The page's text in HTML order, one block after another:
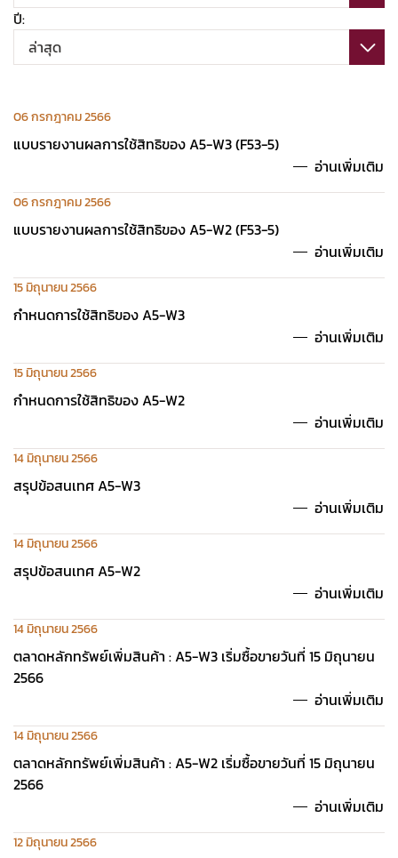
ปี:
ล่าสุด
06 กรกฎาคม 2566
แบบรายงานผลการใช้สิทธิของ A5-W3 (F53-5)
อ่านเพิ่มเติม
06 กรกฎาคม 2566
แบบรายงานผลการใช้สิทธิของ A5-W2 (F53-5)
อ่านเพิ่มเติม
15 มิถุนายน 2566
กำหนดการใช้สิทธิของ A5-W3
อ่านเพิ่มเติม
15 มิถุนายน 2566
กำหนดการใช้สิทธิของ A5-W2
อ่านเพิ่มเติม
14 มิถุนายน 2566
สรุปข้อสนเทศ A5-W3
อ่านเพิ่มเติม
14 มิถุนายน 2566
สรุปข้อสนเทศ A5-W2
อ่านเพิ่มเติม
14 มิถุนายน 2566
ตลาดหลักทรัพย์เพิ่มสินค้า : A5-W3 เริ่มซื้อขายวันที่ 15 มิถุนายน
2566
อ่านเพิ่มเติม
14 มิถุนายน 2566
ตลาดหลักทรัพย์เพิ่มสินค้า : A5-W2 เริ่มซื้อขายวันที่ 15 มิถุนายน
2566
อ่านเพิ่มเติม
12 มิถุนายน 2566